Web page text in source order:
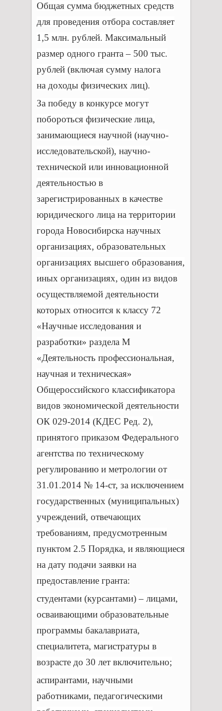
Общая сумма бюджетных средств
для проведения отбора составляет
1,5 млн. рублей. Максимальный
размер одного гранта – 500 тыс.
рублей (включая сумму налога
на доходы физических лиц).
За победу в конкурсе могут
побороться физические лица,
занимающиеся научной (научно-
исследовательской), научно-
технической или инновационной
деятельностью в
зарегистрированных в качестве
юридического лица на территории
города Новосибирска научных
организациях, образовательных
организациях высшего образования,
иных организациях, один из видов
осуществляемой деятельности
которых относится к классу 72
«Научные исследования и
разработки» раздела M
«Деятельность профессиональная,
научная и техническая»
Общероссийского классификатора
видов экономической деятельности
ОК 029-2014 (КДЕС Ред. 2),
принятого приказом Федерального
агентства по техническому
регулированию и метрологии от
31.01.2014 № 14-ст, за исключением
государственных (муниципальных)
учреждений, отвечающих
требованиям, предусмотренным
пунктом 2.5 Порядка, и являющиеся
на дату подачи заявки на
предоставление гранта:
студентами (курсантами) – лицами,
осваивающими образовательные
программы бакалавриата,
специалитета, магистратуры в
возрасте до 30 лет включительно;
аспирантами, научными
работниками, педагогическими